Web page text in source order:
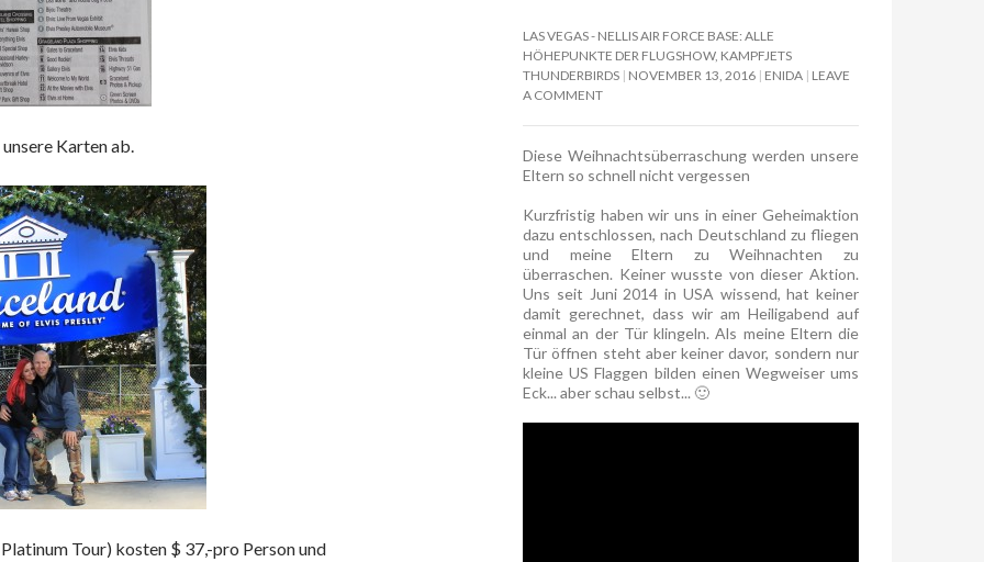
Karten ab.
Tour) kosten $ 37,-pro Person und
LAS VEGAS - NELLIS AIR FORCE BASE: ALLE
HÖHEPUNKTE DER FLUGSHOW, KAMPFJETS
THUNDERBIRDS NOVEMBER 13, 2016 ENIDA LEAVE
A COMMENT
Diese Weihnachtsüberraschung werden unsere
Eltern so schnell nicht vergessen
Kurzfristig haben wir uns in einer Geheimaktion
dazu entschlossen, nach Deutschland zu fliegen
und meine Eltern zu Weihnachten zu
überraschen. Keiner wusste von dieser Aktion.
Uns seit Juni 2014 in USA wissend, hat keiner
damit gerechnet, dass wir am Heiligabend auf
einmal an der Tür klingeln. Als meine Eltern die
Tür öffnen steht aber keiner davor, sondern nur
kleine US Flaggen bilden einen Wegweiser ums
Eck... aber schau selbst... 🙂